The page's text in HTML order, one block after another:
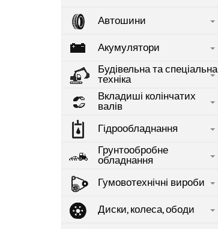
Автошини
Акумулятори
Будівельна та спеціальна
техніка
Вкладиші колінчатих
валів
Гідрообладнання
Грунтообробне
обладнання
Гумовотехнічні вироби
Диски, колеса, ободи